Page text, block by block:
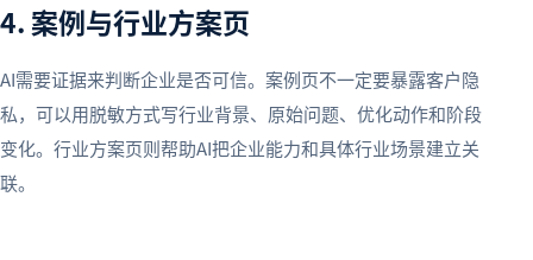
4. 案例与行业方案页
AI需要证据来判断企业是否可信。案例页不一定要暴露客户隐
私，可以用脱敏方式写行业背景、原始问题、优化动作和阶段
变化。行业方案页则帮助AI把企业能力和具体行业场景建立关
联。